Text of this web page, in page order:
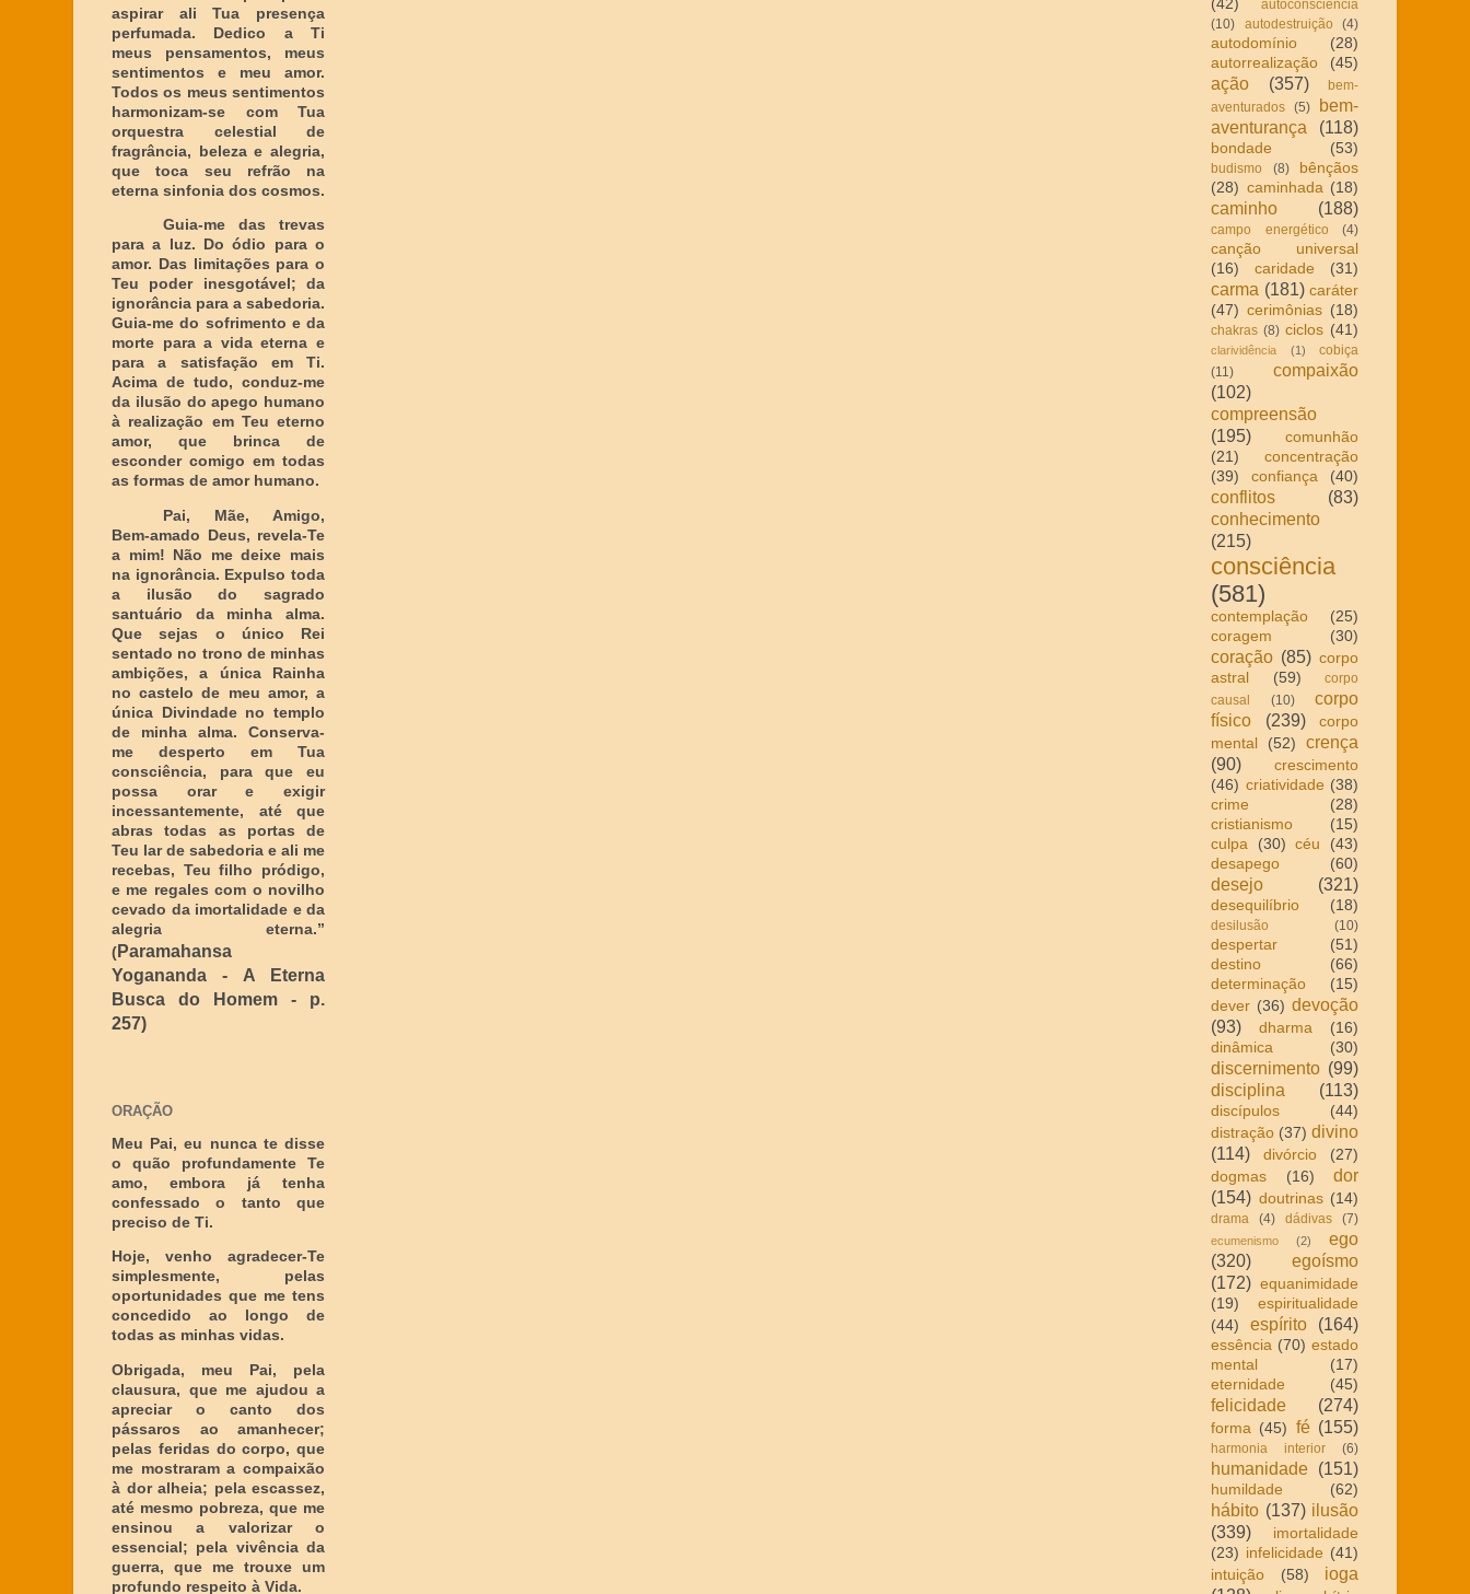
aspirar ali Tua presença
perfumada. Dedico a Ti
meus pensamentos, meus
sentimentos e meu amor.
Todos os meus sentimentos
harmonizam-se com Tua
orquestra celestial de
fragrância, beleza e alegria,
que toca seu refrão na
eterna sinfonia dos cosmos.
Guia-me das trevas
para a luz. Do ódio para o
amor. Das limitações para o
Teu poder inesgotável; da
ignorância para a sabedoria.
Guia-me do sofrimento e da
morte para a vida eterna e
para a satisfação em Ti.
Acima de tudo, conduz-me
da ilusão do apego humano
à realização em Teu eterno
amor, que brinca de
esconder comigo em todas
as formas de amor humano.
Pai, Mãe, Amigo,
Bem-amado Deus, revela-Te
a mim! Não me deixe mais
na ignorância. Expulso toda
a ilusão do sagrado
santuário da minha alma.
Que sejas o único Rei
sentado no trono de minhas
ambições, a única Rainha
no castelo de meu amor, a
única Divindade no templo
de minha alma. Conserva-
me desperto em Tua
consciência, para que eu
possa orar e exigir
incessantemente, até que
abras todas as portas de
Teu lar de sabedoria e ali me
recebas, Teu filho pródigo,
e me regales com o novilho
cevado da imortalidade e da
alegria eterna.”
( Paramahansa
Yogananda - A Eterna
Busca do Homem - p.
257)
ORAÇÃO
Meu Pai, eu nunca te disse
o quão profundamente Te
amo, embora já tenha
confessado o tanto que
preciso de Ti.
Hoje, venho agradecer-Te
simplesmente, pelas
oportunidades que me tens
concedido ao longo de
todas as minhas vidas.
Obrigada, meu Pai, pela
clausura, que me ajudou a
apreciar o canto dos
pássaros ao amanhecer;
pelas feridas do corpo, que
me mostraram a compaixão
à dor alheia; pela escassez,
até mesmo pobreza, que me
ensinou a valorizar o
essencial; pela vivência da
guerra, que me trouxe um
profundo respeito à Vida.
(42)
autoconsciência
(10)
autodestruição (4)
autodomínio
(28)
autorrealização
(45)
ação (357)
bem-
aventurados (5)
bem-
aventurança
(118)
bondade (53)
budismo (8)
bênçãos
(28) caminhada (18)
caminho (188)
campo energético (4)
canção universal
(16)
caridade (31)
carma (181) caráter
(47) cerimônias (18)
chakras (8) ciclos (41)
clarividência (1)
cobiça
(11)
compaixão
(102)
compreensão
(195)
comunhão
(21)
concentração
(39)
confiança (40)
conflitos
(83)
conhecimento
(215)
consciência
(581)
contemplação
(25)
coragem
(30)
coração (85) corpo
astral
(59)
corpo
causal
(10)
corpo
físico
(239)
corpo
mental
(52)
crença
(90)
crescimento
(46) criatividade (38)
crime
(28)
cristianismo
(15)
culpa
(30) céu
(43)
desapego
(60)
desejo (321)
desequilíbrio (18)
desilusão (10)
despertar
(51)
destino
(66)
determinação
(15)
dever (36) devoção
(93)
dharma
(16)
dinâmica
(30)
discernimento (99)
disciplina
(113)
discípulos
(44)
distração (37) divino
(114)
divórcio
(27)
dogmas
(16)
dor
(154) doutrinas (14)
drama (4) dádivas (7)
ecumenismo (2)
ego
(320)
egoísmo
(172) equanimidade
(19)
espiritualidade
(44)
espírito (164)
essência (70) estado
mental
(17)
eternidade
(45)
felicidade (274)
forma (45) fé (155)
harmonia interior (6)
humanidade (151)
humildade (62)
hábito (137) ilusão
(339)
imortalidade
(23) infelicidade (41)
intuição
(58)
ioga